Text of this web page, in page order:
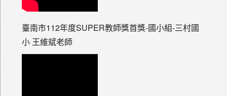
臺南市112年度SUPER教師獎首獎-國小組-三村國
小 王維斌老師